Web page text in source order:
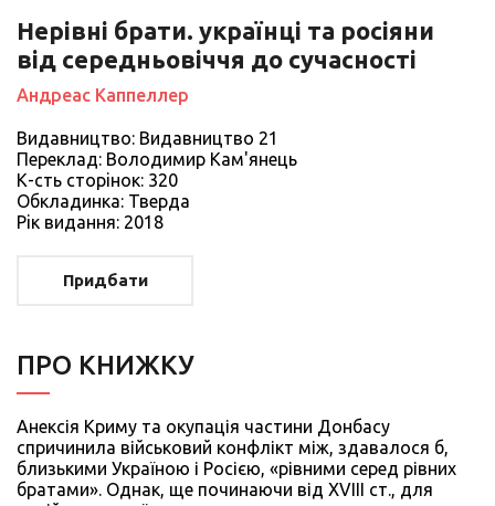
Нерівні брати. українці та росіяни
від середньовіччя до сучасності
Андреас Каппеллер
Видавництво: Видавництво 21
Переклад: Володимир Кам'янець
К-сть сторiнок: 320
Обкладинка: Тверда
Рiк видання: 2018
Придбати
ПРО КНИЖКУ
Анексія Криму та окупація частини Донбасу
спричинила військовий конфлікт між, здавалося б,
близькими Україною і Росією, «рівними серед рівних
братами». Однак, ще починаючи від XVIII ст., для